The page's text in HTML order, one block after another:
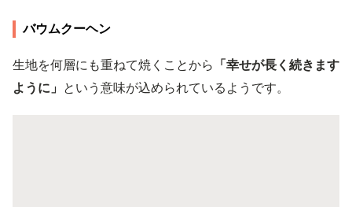
ね。
バウムクーヘン
生地を何層にも重ねて焼くことから 「幸せが長く続きます
ように」 という意味が込められているようです。